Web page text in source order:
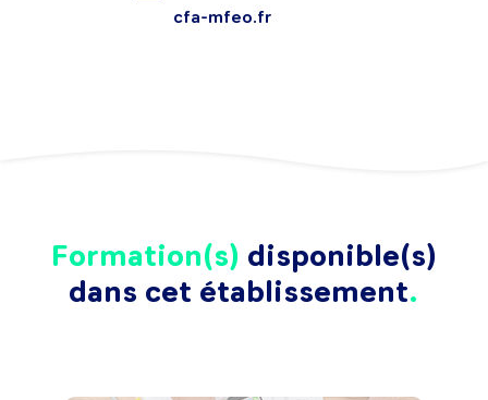
cfa-mfeo.fr
Formation(s) disponible(s)
dans cet établissement